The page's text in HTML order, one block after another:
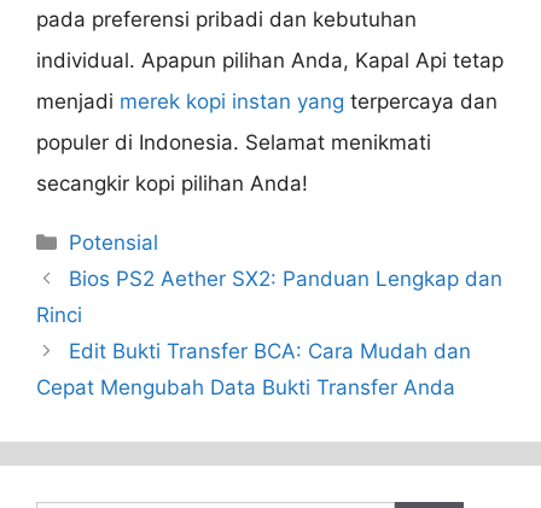
pada preferensi pribadi dan kebutuhan
individual. Apapun pilihan Anda, Kapal Api tetap
menjadi merek kopi instan yang terpercaya dan
populer di Indonesia. Selamat menikmati
secangkir kopi pilihan Anda!
Categories
Potensial
Bios PS2 Aether SX2: Panduan Lengkap dan
Rinci
Edit Bukti Transfer BCA: Cara Mudah dan
Cepat Mengubah Data Bukti Transfer Anda